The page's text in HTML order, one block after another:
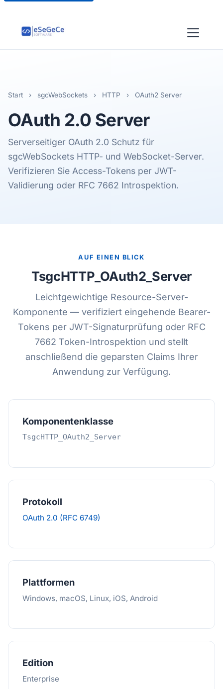
Start › sgcWebSockets › HTTP › OAuth2 Server
OAuth 2.0 Server
Serverseitiger OAuth 2.0 Schutz für
sgcWebSockets HTTP- und WebSocket-Server.
Verifizieren Sie Access-Tokens per JWT-
Validierung oder RFC 7662 Introspektion.
AUF EINEN BLICK
TsgcHTTP_OAuth2_Server
Leichtgewichtige Resource-Server-
Komponente — verifiziert eingehende Bearer-
Tokens per JWT-Signaturprüfung oder RFC
7662 Token-Introspektion und stellt
anschließend die geparsten Claims Ihrer
Anwendung zur Verfügung.
Komponentenklasse
TsgcHTTP_OAuth2_Server
Protokoll
OAuth 2.0 (RFC 6749)
Plattformen
Windows, macOS, Linux, iOS, Android
Edition
Enterprise